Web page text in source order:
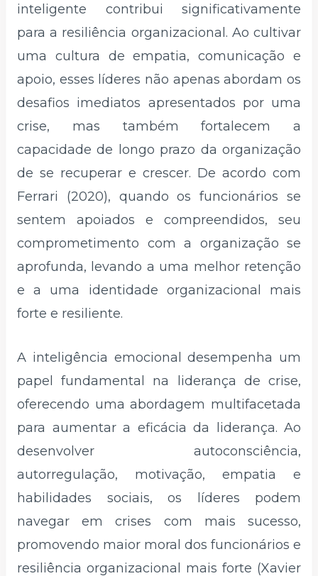
inteligente contribui significativamente
para a resiliência organizacional. Ao cultivar
uma cultura de empatia, comunicação e
apoio, esses líderes não apenas abordam os
desafios imediatos apresentados por uma
crise, mas também fortalecem a
capacidade de longo prazo da organização
de se recuperar e crescer. De acordo com
Ferrari (2020), quando os funcionários se
sentem apoiados e compreendidos, seu
comprometimento com a organização se
aprofunda, levando a uma melhor retenção
e a uma identidade organizacional mais
forte e resiliente.
A inteligência emocional desempenha um
papel fundamental na liderança de crise,
oferecendo uma abordagem multifacetada
para aumentar a eficácia da liderança. Ao
desenvolver autoconsciência,
autorregulação, motivação, empatia e
habilidades sociais, os líderes podem
navegar em crises com mais sucesso,
promovendo maior moral dos funcionários e
resiliência organizacional mais forte (Xavier